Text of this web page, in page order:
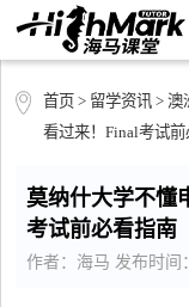
首页 > 留学资讯> 澳
看过来！Final考试
莫纳什大学不懂
考试前必看指南
作者：海马 发布时间